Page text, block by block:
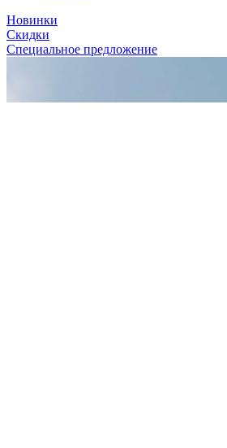
Новинки
Скидки
Специальное предложение